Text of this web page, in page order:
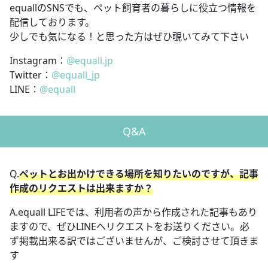
equallのSNSでも、ペット飼育者の暮らしに役立つ情報を
配信しております。
少しでも気になる！と思った方はぜひ覗いてみて下さい
Instagram： @equall.jp
Twitter： @equall_jp
LINE： @equall
Q&A
Q.ペットとお出かけできる場所を知りたいのですが、記事
作成のリクエストは出来ますか？
A.equall LIFEでは、利用者の声から作成された記事もあり
ますので、ぜひLINEへリクエストをお送りください。必
ず掲載出来る訳ではございませんが、ご検討させて頂きま
す